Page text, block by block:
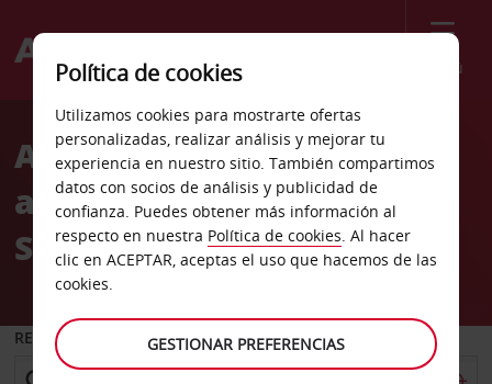
Menú
Welcome
AvisAlquiler de coches en el
aeropuerto de Londres
Stansted
RECOGER EN
Política de cookies
Utilizamos cookies para mostrarte ofertas
personalizadas, realizar análisis y mejorar tu
experiencia en nuestro sitio. También compartimos
datos con socios de análisis y publicidad de
confianza. Puedes obtener más información al
respecto en nuestra Política de cookies. Al hacer
clic en ACEPTAR, aceptas el uso que hacemos de las
cookies.
GESTIONAR PREFERENCIAS